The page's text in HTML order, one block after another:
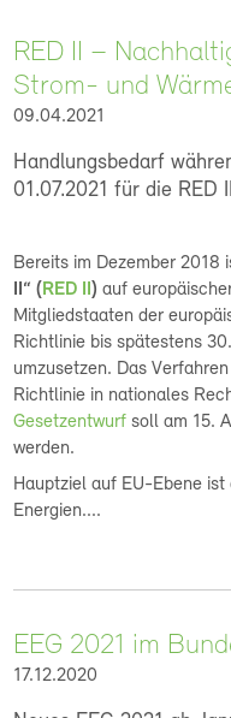
RED II –
Strom- und
09.04.2021
Handlungsbedarf
01.07.2021 für die RED
Bereits im Dezember 2018
II“ ( RED II ) auf
Mitgliedstaaten der
Richtlinie bis spätestens
umzusetzen. Das
Richtlinie in nationales
Gesetzentwurf soll am 15.
werden.
Hauptziel auf EU-Ebene
Energien....
EEG 2021 im
17.12.2020